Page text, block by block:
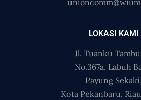
LOKASI KAMI
Jl. Tuanku
No.367a, Labuh
Payung Sekaki,
Kota Pekanbaru,